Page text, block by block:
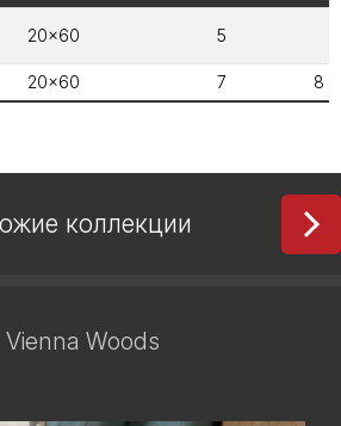
20x60 5
20x60 7 8
коллекции
Woods